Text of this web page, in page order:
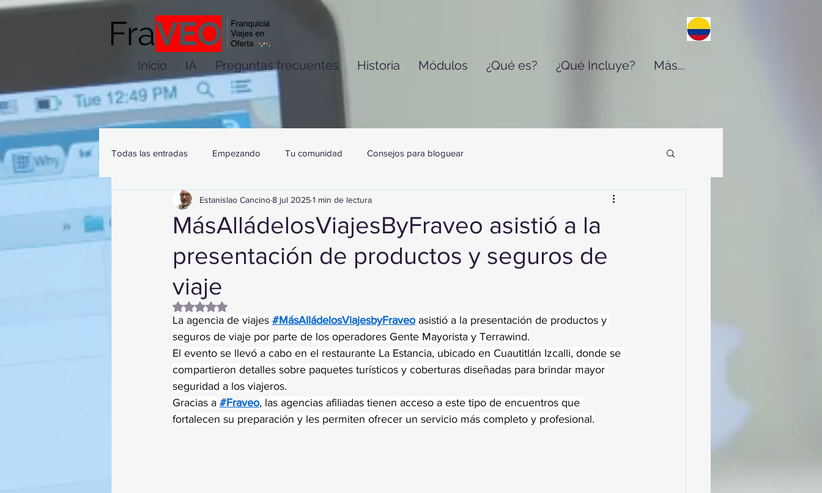
Inicio IA Preguntas frecuentes Historia Módulos ¿Qué es? ¿Qué Incluye? Más...
Todas las entradas Empezando Tu comunidad Consejos para bloguear
MásAlládelosViajesByFraveo asistió a la
presentación de productos y seguros de
viaje
Estanislao Cancino8 jul 20251 min de lectura
Obtuvo NaN de 5 estrellas.
La agencia de viajes #MásAlládelosViajesbyFraveo asistió a la presentación de productos y
seguros de viaje por parte de los operadores Gente Mayorista y Terrawind.
El evento se llevó a cabo en el restaurante La Estancia, ubicado en Cuautitlán Izcalli, donde se
compartieron detalles sobre paquetes turísticos y coberturas diseñadas para brindar mayor
seguridad a los viajeros.
Gracias a #Fraveo, las agencias afiliadas tienen acceso a este tipo de encuentros que
fortalecen su preparación y les permiten ofrecer un servicio más completo y profesional.